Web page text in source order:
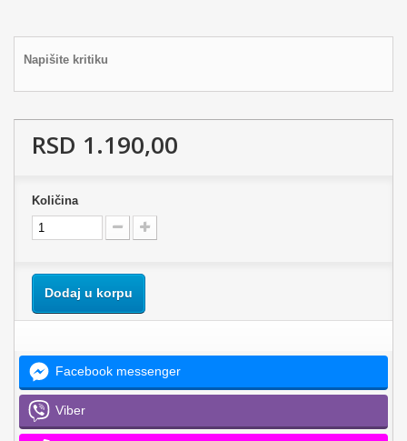
Napišite kritiku
RSD 1.190,00
Količina
Dodaj u korpu
Facebook messenger
Viber